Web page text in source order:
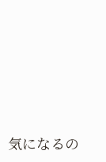
気になるの